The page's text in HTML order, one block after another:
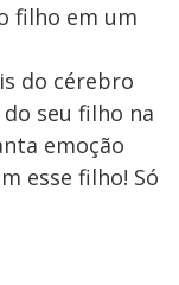
filho em um
do cérebro
seu filho na
emoção
esse filho! Só